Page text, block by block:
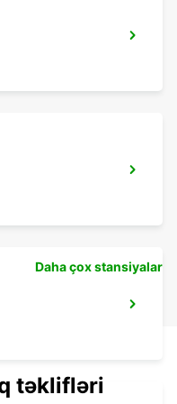
Daha çox stansiyalar
təklifləri